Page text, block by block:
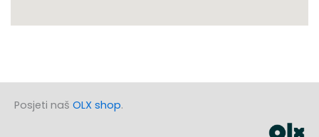
Posjeti naš OLX shop.